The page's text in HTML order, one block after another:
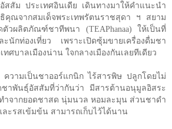
สสัม ประเทศอินเดีย เดินทางมาให้คำแนะนำ
คุณจากสมเด็จพระเทพรัตนราชสุดา ฯ สยาม
ตัวผลิตภัณฑ์ชาทีพนา (TEAPhanaa) ให้เป็นที่
ะนักท่องเที่ยว เพราะเปิดซุ้มขายเครื่องดื่มชา
ทศบาลเมืองน่าน ใจกลางเมืองกันเลยทีเดียว
วามเป็นชาออร์แกนิก ไร้สารพิษ ปลูกโดยไม่
าพันธุ์อัสสัมที่ว่ากันว่า มีสารต้านอนุมูลอิสระ
ำจากยอดชาสด นุ่มนวล หอมละมุน ส่วนชาดำ
ะรสเข้มข้น สามารถเก็บไว้ได้นาน